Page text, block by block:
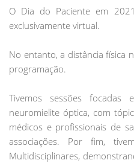
O Dia do Paciente em
exclusivamente virtual.
No entanto, a distância física
programação.
Tivemos sessões
neuromielite óptica, com
médicos e profissionais de
associações. Por fim,
Multidisciplinares,